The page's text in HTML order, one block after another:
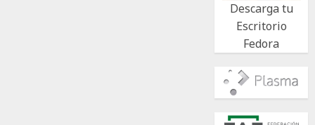
Descarga tu
Escritorio
Fedora